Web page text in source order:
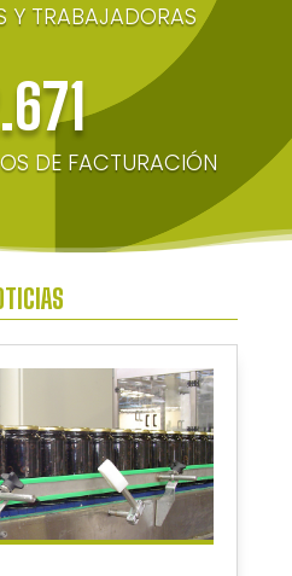
Y TRABAJADORAS
DE FACTURACIÓN